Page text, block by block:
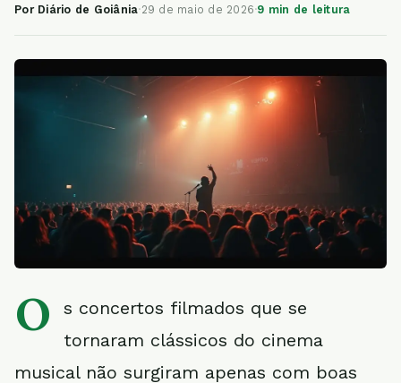
Por Diário de Goiânia·29 de maio de 2026·9 min de leitura
O
s concertos filmados que se
tornaram clássicos do cinema
musical não surgiram apenas com boas